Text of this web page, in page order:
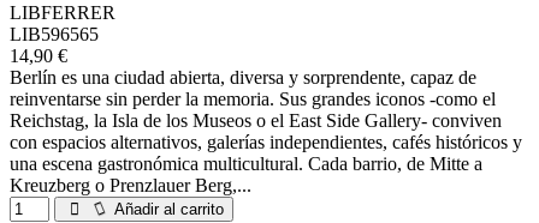
LIBFERRER
LIB596565
14,90 €
Berlín es una ciudad abierta, diversa y sorprendente, capaz de
reinventarse sin perder la memoria. Sus grandes iconos -como el
Reichstag, la Isla de los Museos o el East Side Gallery- conviven
con espacios alternativos, galerías independientes, cafés históricos y
una escena gastronómica multicultural. Cada barrio, de Mitte a
Kreuzberg o Prenzlauer Berg,...
Añadir al carrito